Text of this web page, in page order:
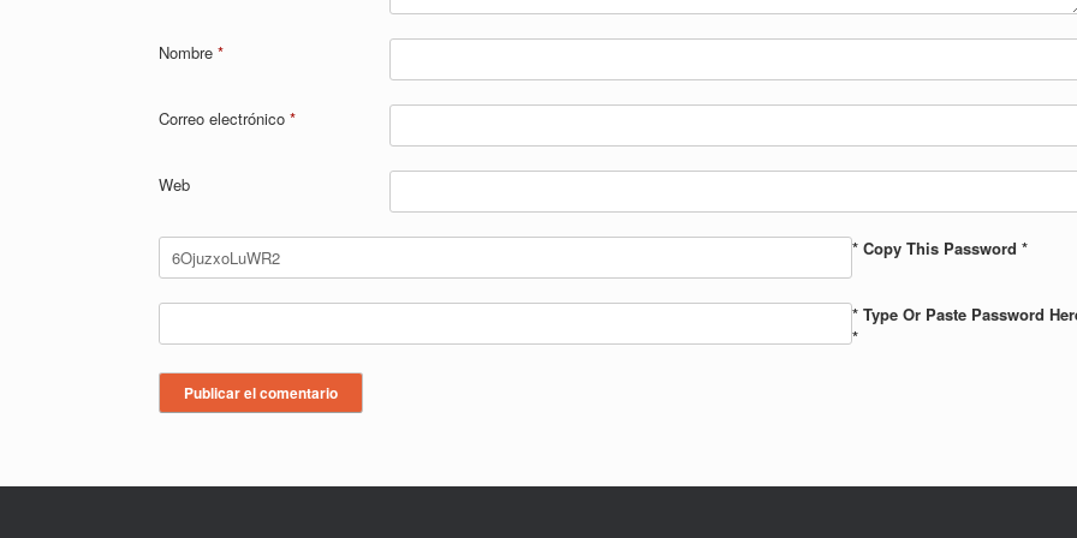
Nombre *
Correo electrónico *
Web
* Copy This Password *
* Type Or Paste Password
*